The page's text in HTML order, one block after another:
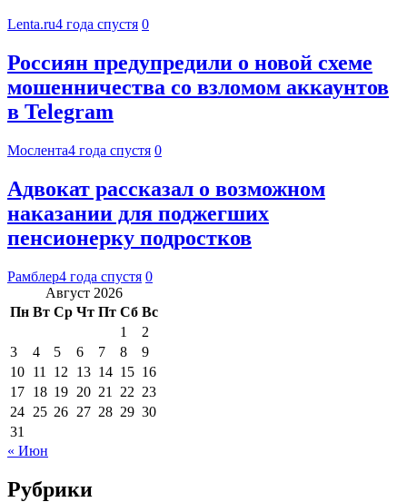
Lenta.ru4 года спустя 0
Россиян предупредили о новой схеме
мошенничества со взломом аккаунтов
в Telegram
Мослента4 года спустя 0
Адвокат рассказал о возможном
наказании для поджегших
пенсионерку подростков
Рамблер4 года спустя 0
Август 2026
Пн Вт Ср Чт Пт Сб Вс
1
2
3
4 5 6 7 8
9
10 11 12 13 14 15 16
17 18 19 20 21 22 23
24 25 26 27 28 29 30
31
« Июн
Рубрики